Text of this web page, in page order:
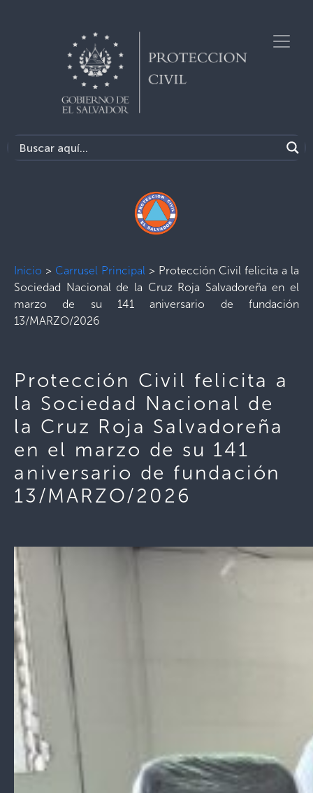
Inicio > Carrusel Principal > Protección Civil felicita a la
Sociedad Nacional de la Cruz Roja Salvadoreña en el
marzo de su 141 aniversario de fundación
13/MARZO/2026
Protección Civil felicita a
la Sociedad Nacional de
la Cruz Roja Salvadoreña
en el marzo de su 141
aniversario de fundación
13/MARZO/2026